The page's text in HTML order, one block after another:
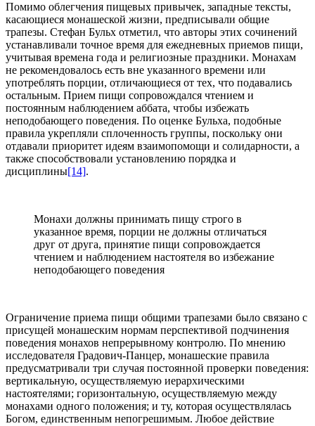
Помимо облегчения пищевых привычек, западные тексты,
касающиеся монашеской жизни, предписывали общие
трапезы. Стефан Бульх отметил, что авторы этих сочинений
устанавливали точное время для ежедневных приемов пищи,
учитывая времена года и религиозные праздники. Монахам
не рекомендовалось есть вне указанного времени или
употреблять порции, отличающиеся от тех, что подавались
остальным. Прием пищи сопровождался чтением и
постоянным наблюдением аббата, чтобы избежать
неподобающего поведения. По оценке Бульха, подобные
правила укрепляли сплоченность группы, поскольку они
отдавали приоритет идеям взаимопомощи и солидарности, а
также способствовали установлению порядка и
дисциплины[14].
Монахи должны принимать пищу строго в
указанное время, порции не должны отличаться
друг от друга, принятие пищи сопровождается
чтением и наблюдением настоятеля во избежание
неподобающего поведения
Ограничение приема пищи общими трапезами было связано с
присущей монашеским нормам перспективой подчинения
поведения монахов непрерывному контролю. По мнению
исследователя Градович-Панцер, монашеские правила
предусматривали три случая постоянной проверки поведения:
вертикальную, осуществляемую иерархическими
настоятелями; горизонтальную, осуществляемую между
монахами одного положения; и ту, которая осуществлялась
Богом, единственным непогрешимым. Любое действие